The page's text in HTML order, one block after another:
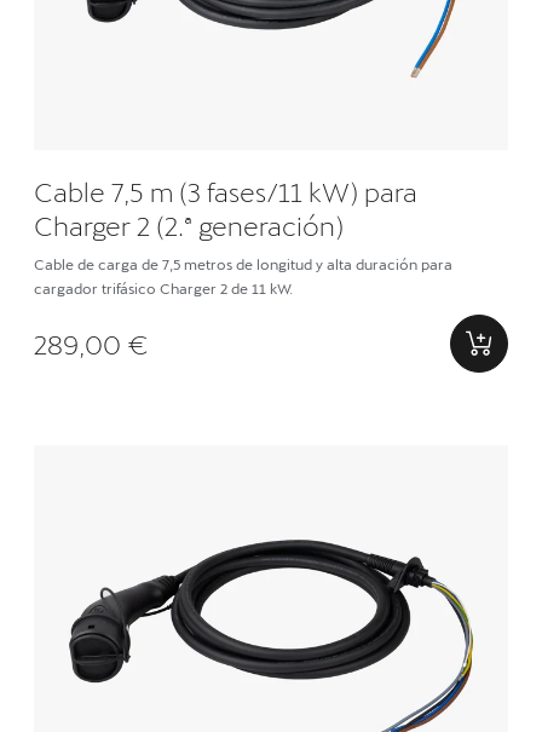
Cable 7,5 m (3 fases/11 kW) para
Charger 2 (2.ª generación)
Cable de carga de 7,5 metros de longitud y alta duración para
cargador trifásico Charger 2 de 11 kW.
289,00 €